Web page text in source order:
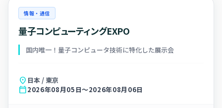
情報・通信
量子コンピューティングEXPO
国内唯一！量子コンピュータ技術に特化した展示会
location_on 日本 / 東京
calendar_today2026年08月05日～2026年08月06日